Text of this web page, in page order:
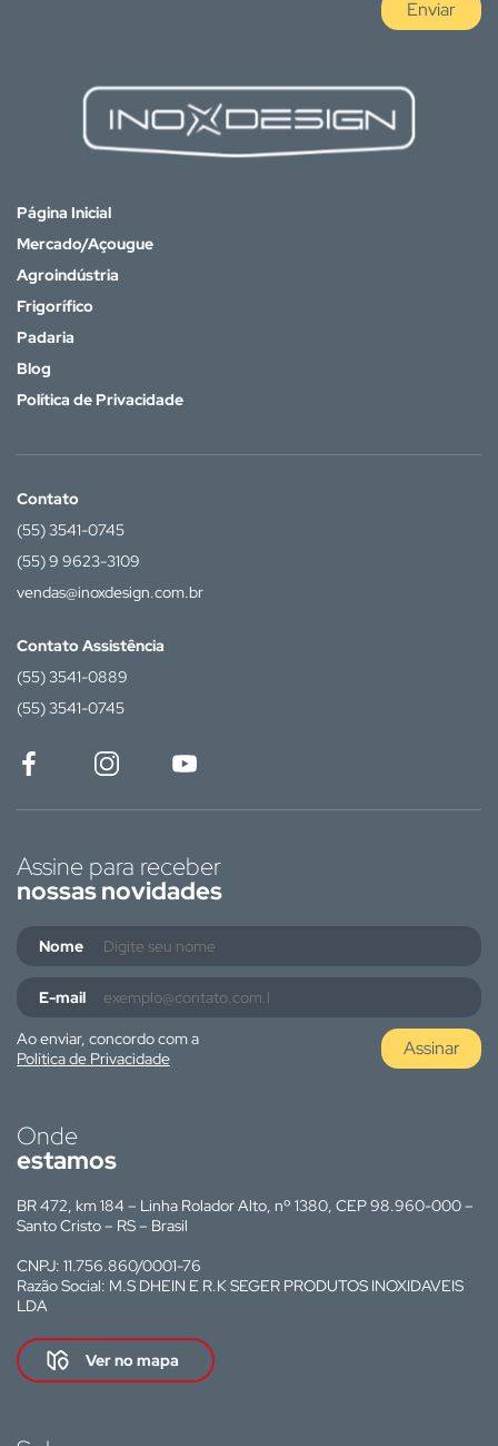
Enviar
Página Inicial
Mercado/Açougue
Agroindústria
Frigorífico
Padaria
Blog
Política de Privacidade
Contato
(55) 3541-0745
(55) 9 9623-3109
vendas@inoxdesign.com.br
Contato Assistência
(55) 3541-0889
(55) 3541-0745
Assine para receber
nossas novidades
Nome
E-mail
Ao enviar, concordo com a
Política de Privacidade
Assinar
Onde
estamos
BR 472, km 184 – Linha Rolador Alto, nº 1380, CEP 98.960-000 –
Santo Cristo – RS – Brasil
CNPJ: 11.756.860/0001-76
Razão Social: M.S DHEIN E R.K SEGER PRODUTOS INOXIDAVEIS
LDA
Ver no mapa